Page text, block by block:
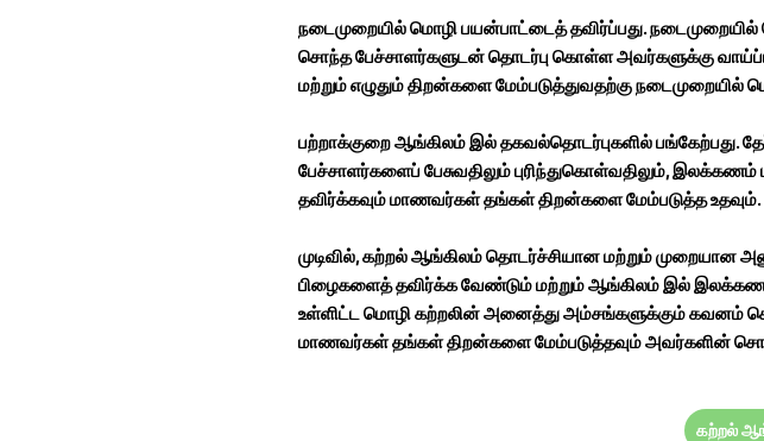
நடைமுறையில் மொழி பயன்பாட்டைத் தவிர்ப்பது.
சொந்த பேச்சாளர்களுடன் தொடர்பு கொள்ள அவர்களுக்கு
மற்றும் எழுதும் திறன்களை மேம்படுத்துவதற்கு நடைமுறையில்
பற்றாக்குறை ஆங்கிலம் இல் தகவல்தொடர்புகளில் பங்கேற்பது.
பேச்சாளர்களைப் பேசுவதிலும் புரிந்துகொள்வதிலும்,
தவிர்க்கவும் மாணவர்கள் தங்கள் திறன்களை மேம்படுத்த உதவும்.
முடிவில், கற்றல் ஆங்கிலம் தொடர்ச்சியான மற்றும்
பிழைகளைத் தவிர்க்க வேண்டும் மற்றும் ஆங்கிலம் இல் இலக்கணம்,
உள்ளிட்ட மொழி கற்றலின் அனைத்து அம்சங்களுக்கும் கவனம்
மாணவர்கள் தங்கள் திறன்களை மேம்படுத்தவும் அவர்களின்
கற்றல்